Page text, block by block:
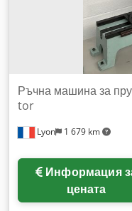
Lyon 1 679 km
Ръчна машина за
tor
Информация за
цената